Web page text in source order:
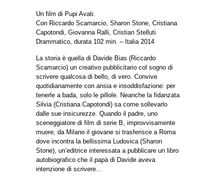
Un film di Pupi Avati.
Con Riccardo Scamarcio, Sharon Stone, Cristiana
Capotondi, Giovanna Ralli, Cristian Stelluti.
Drammatico, durata 102 min. – Italia 2014
La storia è quella di Davide Bias (Riccardo
Scamarcio) un creativo pubblicitario col sogno di
scrivere qualcosa di bello, di vero. Convive
quotidianamente con ansia e insoddisfazione: per
tenerle a bada, solo le pillole. Neanche la fidanzata
Silvia (Cristiana Capotondi) sa come sollevarlo
dalle sue insicurezze. Quando il padre, uno
sceneggiatore di film di serie B, improvvisamente
muore, da Milano il giovane si trasferisce a Roma
dove incontra la bellissima Ludovica (Sharon
Stone), un’editrice interessata a pubblicare un libro
autobiografico che il papà di Davide aveva
intenzione di scrivere…